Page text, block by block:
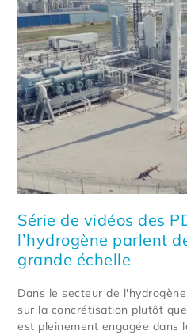
Série de vidéos des
l’hydrogène parlent
grande échelle
Dans le secteur de
sur la concrétisation plutôt
est pleinement engagée dans